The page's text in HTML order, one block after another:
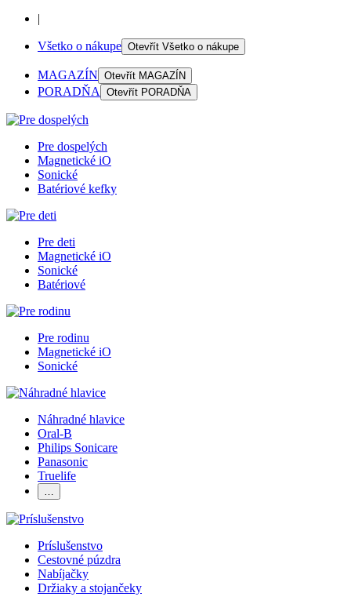
|
Všetko o nákupe Otevřít Všetko o nákupe
MAGAZÍN Otevřít MAGAZÍN
PORADŇA Otevřít PORADŇA
Pre dospelých
Magnetické iO
Sonické
Batériové kefky
Pre deti
Magnetické iO
Sonické
Batériové
Pre rodinu
Magnetické iO
Sonické
Náhradné hlavice
Oral-B
Philips Sonicare
Panasonic
Truelife
…
Príslušenstvo
Cestovné púzdra
Nabíjačky
Držiaky a stojančeky